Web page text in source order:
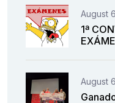
August
1ª
August